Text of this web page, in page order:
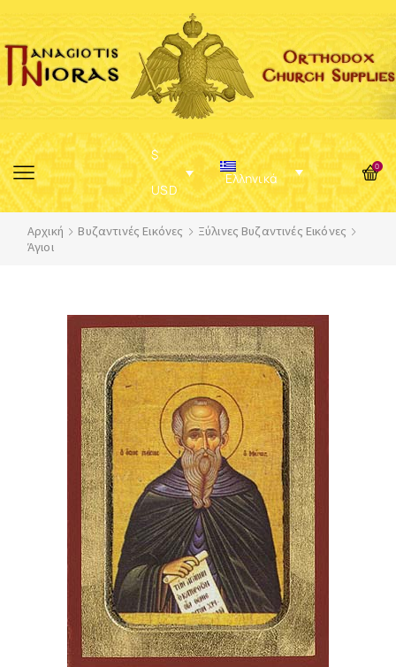
$
USD
Ελληνικά
0
Αρχική Βυζαντινές Εικόνες
Ξύλινες Βυζαντινές Εικόνες
Άγιοι